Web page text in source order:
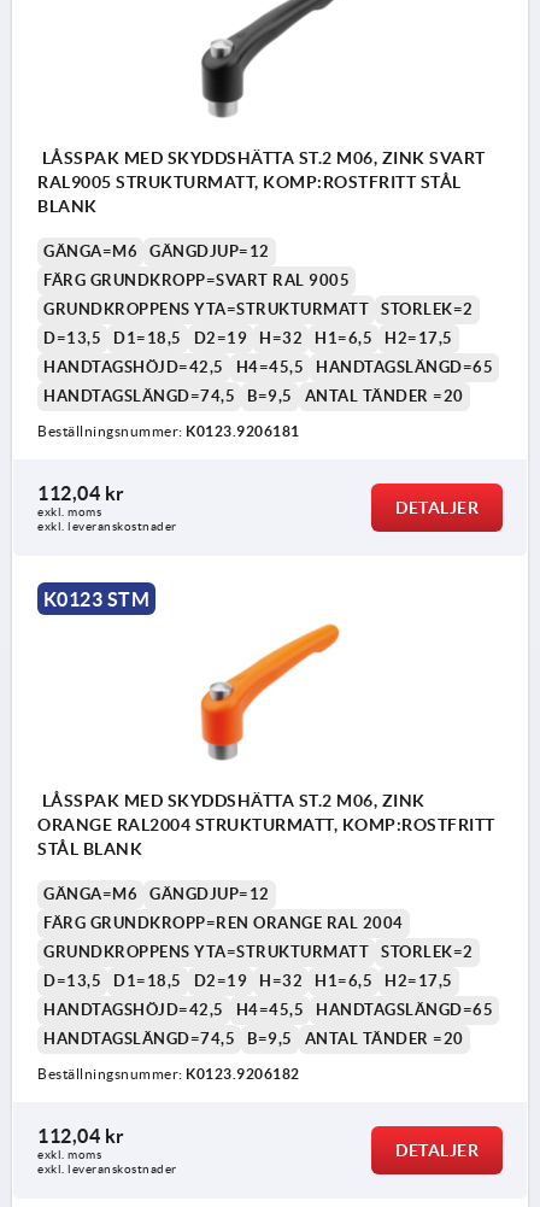
LÅSSPAK MED SKYDDSHÄTTA ST.2 M06, ZINK SVART
RAL9005 STRUKTURMATT, KOMP:ROSTFRITT STÅL
BLANK
GÄNGA=M6
GÄNGDJUP=12
FÄRG GRUNDKROPP=SVART RAL 9005
GRUNDKROPPENS YTA=STRUKTURMATT
STORLEK=2
D=13,5
D1=18,5 D2=19 H=32 H1=6,5
H2=17,5
HANDTAGSHÖJD=42,5
H4=45,5
HANDTAGSLÄNGD=65
HANDTAGSLÄNGD=74,5
B=9,5 ANTAL TÄNDER =20
Beställningsnummer: K0123.9206181
112,04 kr
exkl. moms
exkl. leveranskostnader
DETALJER
K0123 STM
LÅSSPAK MED SKYDDSHÄTTA ST.2 M06, ZINK
ORANGE RAL2004 STRUKTURMATT, KOMP:ROSTFRITT
STÅL BLANK
GÄNGA=M6
GÄNGDJUP=12
FÄRG GRUNDKROPP=REN ORANGE RAL 2004
GRUNDKROPPENS YTA=STRUKTURMATT
STORLEK=2
D=13,5
D1=18,5 D2=19 H=32 H1=6,5
H2=17,5
HANDTAGSHÖJD=42,5
H4=45,5
HANDTAGSLÄNGD=65
HANDTAGSLÄNGD=74,5
B=9,5 ANTAL TÄNDER =20
Beställningsnummer: K0123.9206182
112,04 kr
exkl. moms
exkl. leveranskostnader
DETALJER